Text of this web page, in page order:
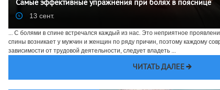
Самые эффективные упражнения при болях в пояснице
13 сент.
... С болями в спине встречался каждый из нас. Это неприятное
спины возникает у мужчин и женщин по ряду причин, поэтому каждому
зависимости от трудовой деятельности, следует владеть ...
ЧИТАТЬ ДАЛЕЕ